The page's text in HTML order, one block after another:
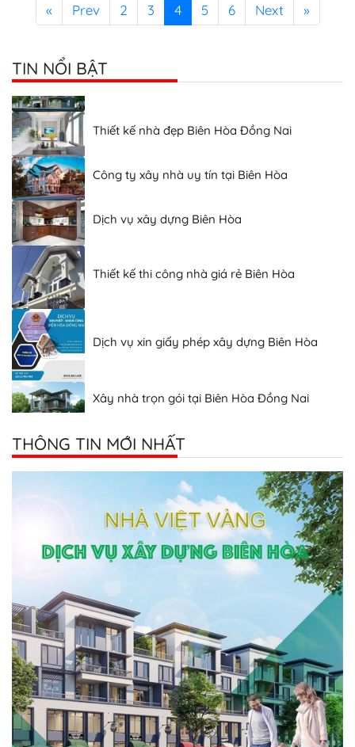
« Prev 2 3 4 5 6 Next »
TIN NỔI BẬT
Dịch vụ xin giấy phép xây dựng Biên Hòa
Xây nhà trọn gói tại Biên Hòa Đồng Nai
Công ty xây nhà uy tín tại Biên Hòa
Dịch vụ xây dựng Biên Hòa
Thiết kế thi công nhà giá rẻ Biên Hòa
THÔNG TIN MỚI NHẤT